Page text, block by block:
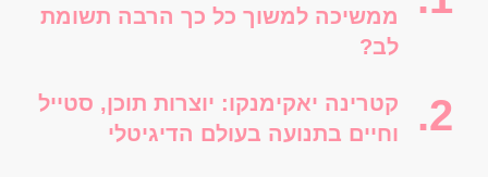
ממשיכה למשוך כל כך הרבה תשומת
לב?
קטרינה יאקימנקו: יוצרות תוכן, סטייל
וחיים בתנועה בעולם הדיגיטלי